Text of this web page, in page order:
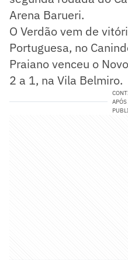
Arena Barueri.
O Verdão vem de
Portuguesa, no
Praiano venceu o
2 a 1, na Vila Belmiro.
APÓS